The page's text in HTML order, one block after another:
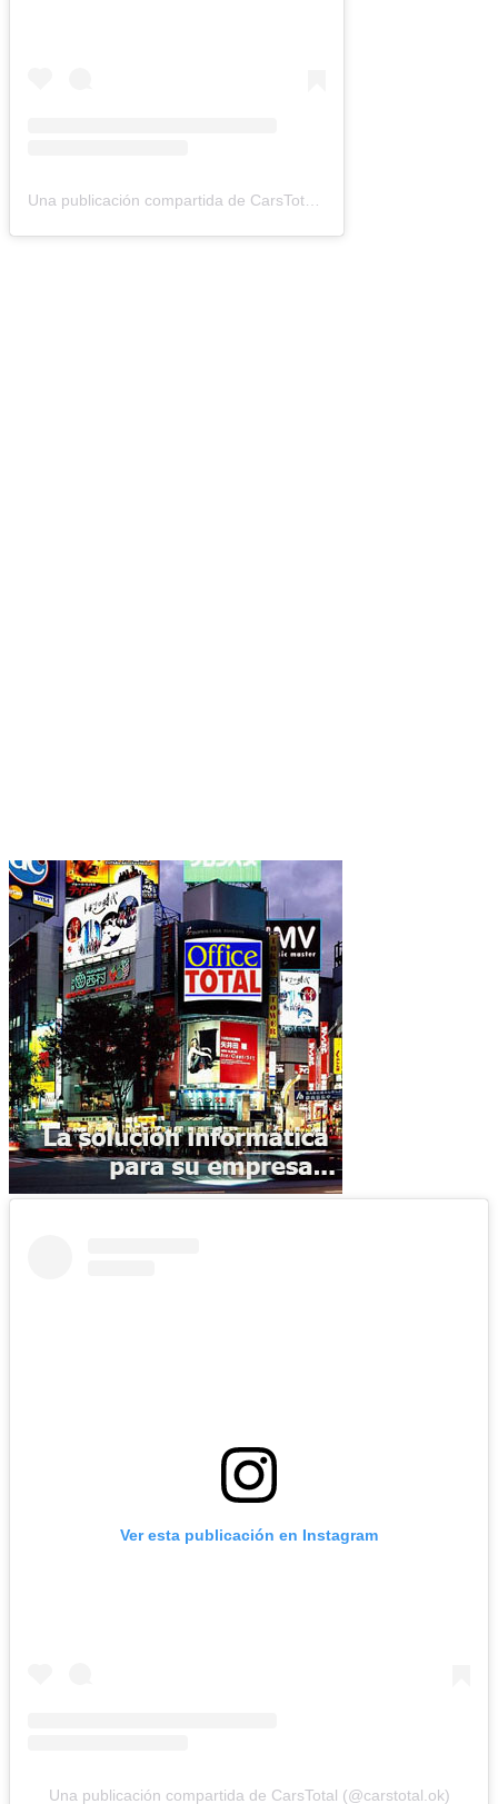
Ver esta publicación en Instagram
Una publicación compartida de CarsTotal (@carstotal.ok)